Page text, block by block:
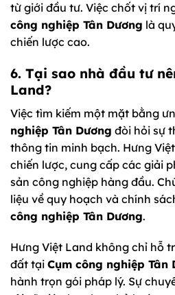
từ giới đầu tư. Việc chốt vị trí
công nghiệp Tân Dương là
chiến lược cao.
6. Tại sao nhà đầu tư
Land?
Việc tìm kiếm một mặt bằng
nghiệp Tân Dương đòi hỏi sự
thông tin minh bạch. Hưng
chiến lược, cung cấp các giải
sản công nghiệp hàng đầu.
liệu về quy hoạch và chính
công nghiệp Tân Dương.
Hưng Việt Land không chỉ hỗ
đất tại Cụm công nghiệp Tân
hành trọn gói pháp lý. Sự